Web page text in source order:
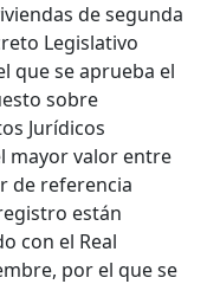
de segunda
Legislativo
que se aprueba el
sobre
Jurídicos
mayor valor entre
de referencia
están
con el Real
por el que se